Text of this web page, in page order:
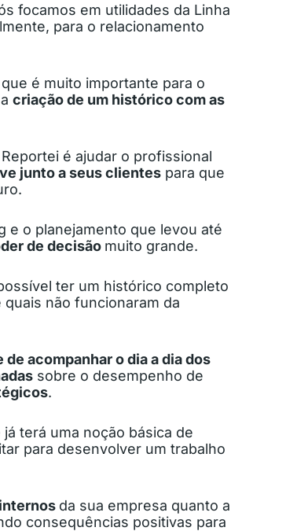
focamos em utilidades da Linha
para o relacionamento
é muito importante para o
criação de um histórico com as
é ajudar o profissional
junto a seus clientes para que
e o planejamento que levou até
de decisão muito grande.
ter um histórico completo
não funcionaram da
acompanhar o dia a dia dos
sobre o desempenho de
.
terá uma noção básica de
para desenvolver um trabalho
da sua empresa quanto a
consequências positivas para